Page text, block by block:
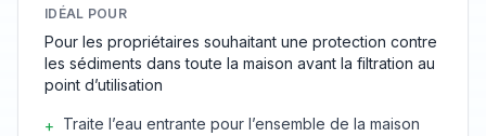
IDÉAL POUR
Pour les propriétaires souhaitant une protection contre
les sédiments dans toute la maison avant la filtration au
point d’utilisation
+ Traite l’eau entrante pour l’ensemble de la maison